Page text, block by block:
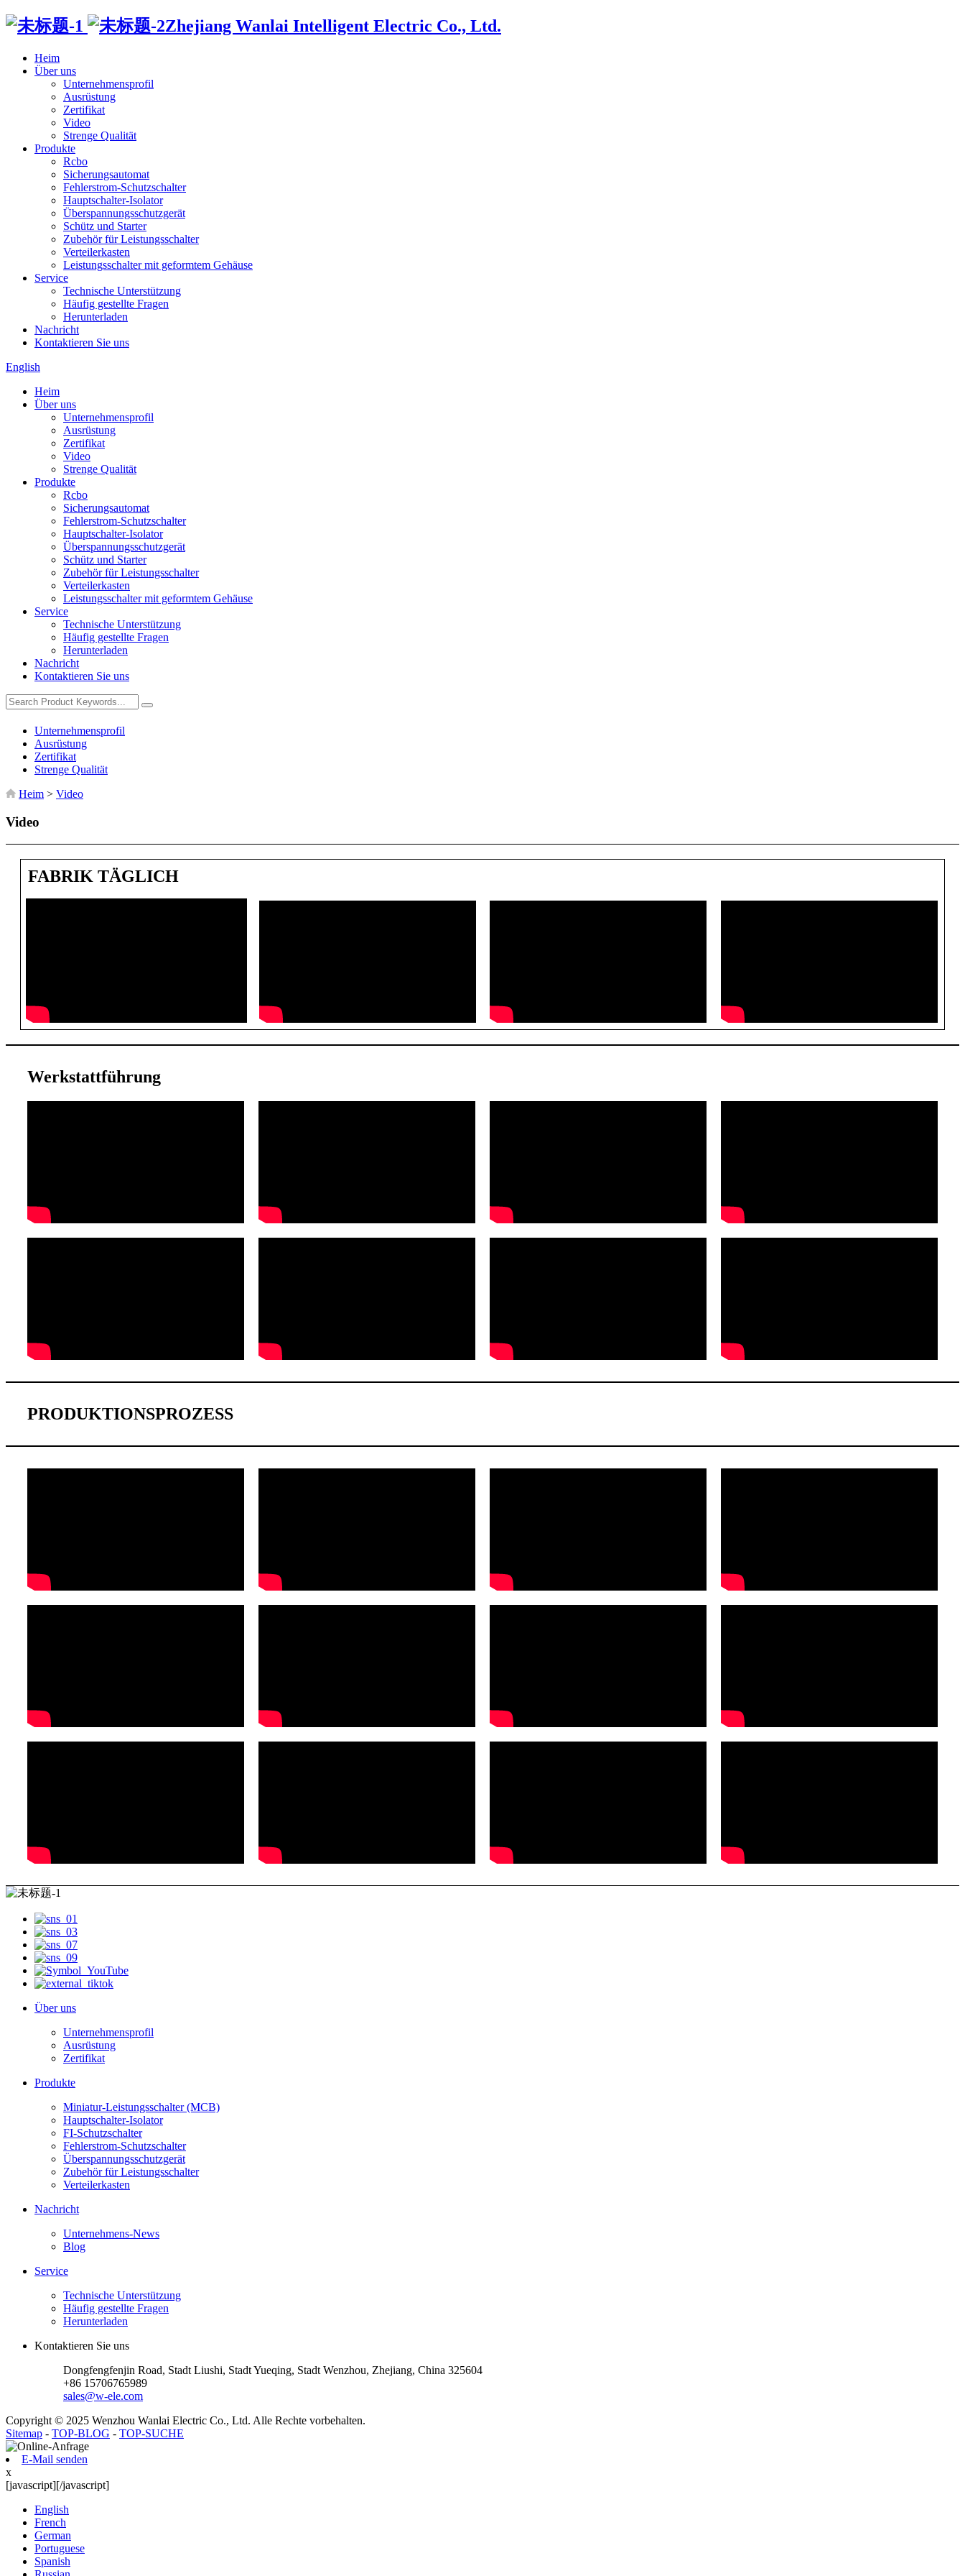
Zhejiang Wanlai Intelligent Electric Co., Ltd.
Heim
Über uns
Unternehmensprofil
Ausrüstung
Zertifikat
Video
Strenge Qualität
Produkte
Rcbo
Sicherungsautomat
Fehlerstrom-Schutzschalter
Hauptschalter-Isolator
Überspannungsschutzgerät
Schütz und Starter
Zubehör für Leistungsschalter
Verteilerkasten
Leistungsschalter mit geformtem Gehäuse
Service
Technische Unterstützung
Häufig gestellte Fragen
Herunterladen
Nachricht
Kontaktieren Sie uns
English
Heim
Über uns
Unternehmensprofil
Ausrüstung
Zertifikat
Video
Strenge Qualität
Produkte
Rcbo
Sicherungsautomat
Fehlerstrom-Schutzschalter
Hauptschalter-Isolator
Überspannungsschutzgerät
Schütz und Starter
Zubehör für Leistungsschalter
Verteilerkasten
Leistungsschalter mit geformtem Gehäuse
Service
Technische Unterstützung
Häufig gestellte Fragen
Herunterladen
Nachricht
Kontaktieren Sie uns
Unternehmensprofil
Ausrüstung
Zertifikat
Strenge Qualität
Heim > Video
Video
FABRIK TÄGLICH
Werkstattführung
PRODUKTIONSPROZESS
Über uns
Unternehmensprofil
Ausrüstung
Zertifikat
Produkte
Miniatur-Leistungsschalter (MCB)
Hauptschalter-Isolator
FI-Schutzschalter
Fehlerstrom-Schutzschalter
Überspannungsschutzgerät
Zubehör für Leistungsschalter
Verteilerkasten
Nachricht
Unternehmens-News
Blog
Service
Technische Unterstützung
Häufig gestellte Fragen
Herunterladen
Kontaktieren Sie uns
Dongfengfenjin Road, Stadt Liushi, Stadt Yueqing, Stadt Wenzhou, Zhejiang, China 325604
+86 15706765989
sales@w-ele.com
Copyright © 2025 Wenzhou Wanlai Electric Co., Ltd. Alle Rechte vorbehalten.
Sitemap - TOP-BLOG - TOP-SUCHE
E-Mail senden
x
[javascript][/javascript]
English
French
German
Portuguese
Spanish